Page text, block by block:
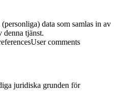
data som samlas in av
denna tjänst.
User comments
juridiska grunden för